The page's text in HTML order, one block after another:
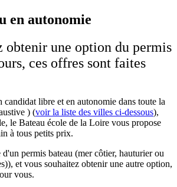
en autonomie
obtenir une option du permis
ces offres sont faites
candidat libre et en autonomie dans toute la
) (voir la liste des villes ci-dessous),
le Bateau école de la Loire vous propose
à tous petits prix.
permis bateau (mer côtier, hauturier ou
et vous souhaitez obtenir une autre option,
vous.